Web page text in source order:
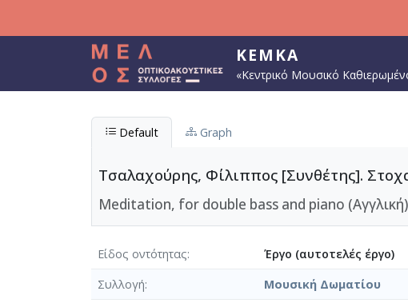
ΚΕΜΚΑ
«Κεντρικό Μουσικό
Default Graph
Τσαλαχούρης, Φίλιππος [Συνθέτης].
Meditation, for double bass and piano (Αγγλική)
Είδος οντότητας
Έργο (αυτοτελές έργο)
Συλλογή
Μουσική Δωματίου